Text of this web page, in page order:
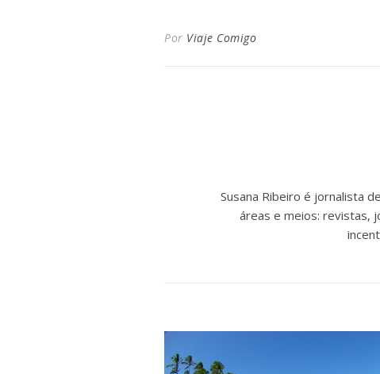
Por Viaje Comigo
Susana Ribeiro é jornalista
áreas e meios: revistas,